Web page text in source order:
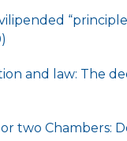
and law: The
two Chambers: